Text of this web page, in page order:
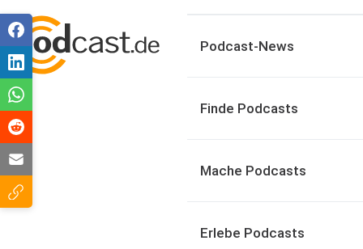
Podcast-News
Finde Podcasts
Mache Podcasts
Erlebe Podcasts